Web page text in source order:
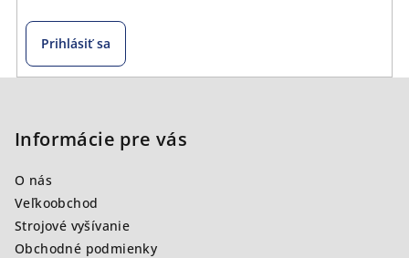
Prihlásiť sa
Informácie pre vás
O nás
Veľkoobchod
Strojové vyšívanie
Obchodné podmienky